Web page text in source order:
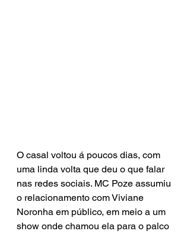
O casal voltou á poucos dias, com
uma linda volta que deu o que falar
nas redes sociais. MC Poze assumiu
o relacionamento com Viviane
Noronha em público, em meio a um
show onde chamou ela para o palco